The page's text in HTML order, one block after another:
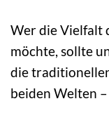
Wer die Vielfalt
möchte, sollte
die
beiden Welten